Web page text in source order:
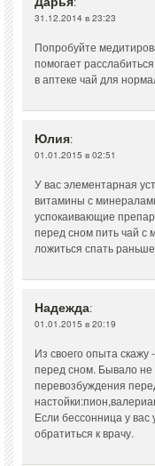
31.12.2014 в 23:23
Попробуйте
помогает
в аптеке чай для
Юлия:
01.01.2015 в 02:51
У вас элементарная
витамины с
успокаивающие
перед сном пить чай с
ложиться спать
Надежда:
01.01.2015 в 20:19
Из своего опыта скажу
перед сном. Бывало не
перевозбуждения
Если бессонница у
обратиться к врачу.